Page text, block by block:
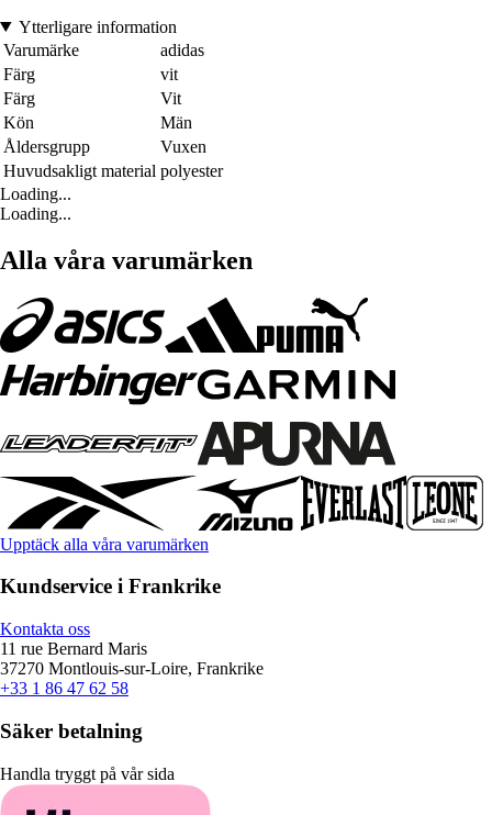
Ytterligare information
Varumärke
adidas
Färg
vit
Färg
Vit
Kön
Män
Åldersgrupp
Vuxen
Huvudsakligt material polyester
Loading...
Loading...
Alla våra varumärken
Upptäck alla våra varumärken
Kundservice i Frankrike
Kontakta oss
11 rue Bernard Maris
37270 Montlouis-sur-Loire, Frankrike
+33 1 86 47 62 58
Säker betalning
Handla tryggt på vår sida